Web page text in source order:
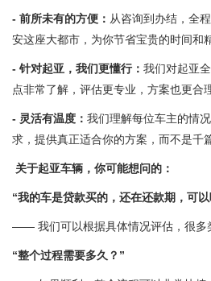
- 前所未有的方便： 从咨询到办结，全
安这座大都市，为你节省宝贵的时间和
- 针对起亚，我们更懂行： 我们对起亚
点非常了解，评估更专业，方案也更合
- 灵活有温度： 我们理解每位车主的情
求，提供真正适合你的方案，而不是千
关于起亚车辆，你可能想问的：
“我的车是贷款买的，还在还款期，可以
—— 我们可以根据具体情况评估，很多
“整个过程需要多久？”